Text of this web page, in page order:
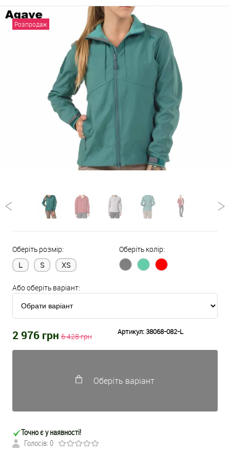
Розпродаж
Оберіть розмір:
L
S XS
Оберіть колір:
Або оберіть варіант:
2 976 грн 6 428грн Артикул: 38068-082-L
Оберіть варіант
Точно є у наявності!
Голосів: 0